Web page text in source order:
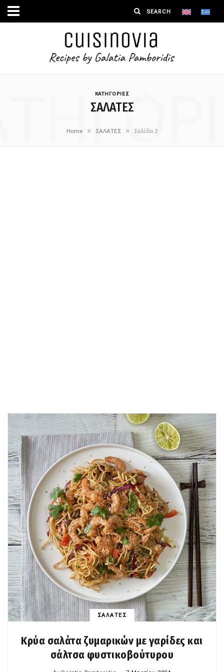
ΚΑΤΗΓΟΡΙΕΣ
ΣΑΛΑΤΕΣ
Home » ΣΑΛΑΤΕΣ » Σελίδα 2
ΣΑΛΑΤΕΣ
Κρύα σαλάτα ζυμαρικών με γαρίδες και
σάλτσα φυστικοβούτυρου